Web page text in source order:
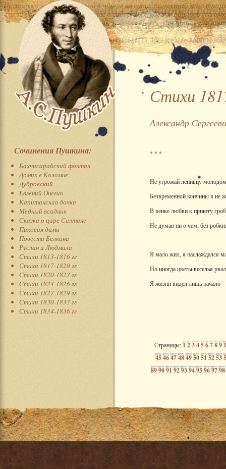
Сочинения Пушкина:
Бахчисарайский фонтан
Домик в Коломне
Дубровский
Евгений Онегин
Капитанская дочка
Медный всадник
Сказка о царе Салтане
Пиковая дама
Повести Белкина
Руслан и Людмила
Стихи 1813-1816 гг
Стихи 1817-1820 гг
Стихи 1820-1823 гг
Стихи 1824-1826 гг
Стихи 1827-1829 гг
Стихи 1830-1833 гг
Стихи 1834-1836 гг
Стихи
Александр
* * *
Не угрожай ленивцу
Безвременной кончины я не
В венке любви к приюту
Не думав ни о чем, без
Я мало жил, я наслаждался
Но иногда цветы веселья
Я жизни видел лишь начало
Страницы:1 23456789
454647484950515253
89909192939495969798